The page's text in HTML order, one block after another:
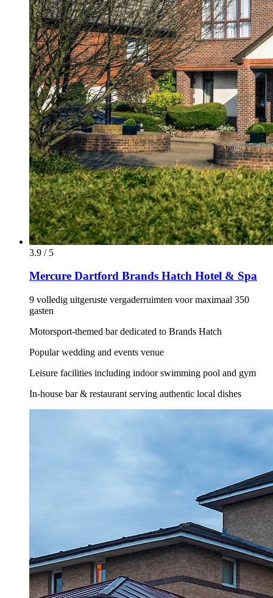
3.9 / 5
Mercure Dartford Brands Hatch Hotel & Spa
9 volledig uitgeruste vergaderruimten voor maximaal 350
gasten
Motorsport-themed bar dedicated to Brands Hatch
Popular wedding and events venue
Leisure facilities including indoor swimming pool and gym
In-house bar & restaurant serving authentic local dishes